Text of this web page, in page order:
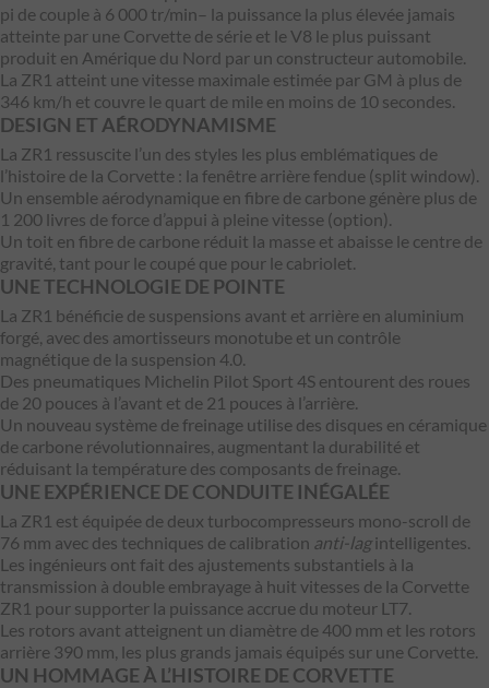
pi de couple à 6 000 tr/min– la puissance la plus élevée jamais
atteinte par une Corvette de série et le V8 le plus puissant
produit en Amérique du Nord par un constructeur automobile.
La ZR1 atteint une vitesse maximale estimée par GM à plus de
346 km/h et couvre le quart de mile en moins de 10 secondes.
DESIGN ET AÉRODYNAMISME
La ZR1 ressuscite l’un des styles les plus emblématiques de
l’histoire de la Corvette : la fenêtre arrière fendue (split window).
Un ensemble aérodynamique en fibre de carbone génère plus de
1 200 livres de force d’appui à pleine vitesse (option).
Un toit en fibre de carbone réduit la masse et abaisse le centre de
gravité, tant pour le coupé que pour le cabriolet.
UNE TECHNOLOGIE DE POINTE
La ZR1 bénéficie de suspensions avant et arrière en aluminium
forgé, avec des amortisseurs monotube et un contrôle
magnétique de la suspension 4.0.
Des pneumatiques Michelin Pilot Sport 4S entourent des roues
de 20 pouces à l’avant et de 21 pouces à l’arrière.
Un nouveau système de freinage utilise des disques en céramique
de carbone révolutionnaires, augmentant la durabilité et
réduisant la température des composants de freinage.
UNE EXPÉRIENCE DE CONDUITE INÉGALÉE
La ZR1 est équipée de deux turbocompresseurs mono-scroll de
76 mm avec des techniques de calibration anti-lagintelligentes.
Les ingénieurs ont fait des ajustements substantiels à la
transmission à double embrayage à huit vitesses de la Corvette
ZR1 pour supporter la puissance accrue du moteur LT7.
Les rotors avant atteignent un diamètre de 400 mm et les rotors
arrière 390 mm, les plus grands jamais équipés sur une Corvette.
UN HOMMAGE À L’HISTOIRE DE CORVETTE